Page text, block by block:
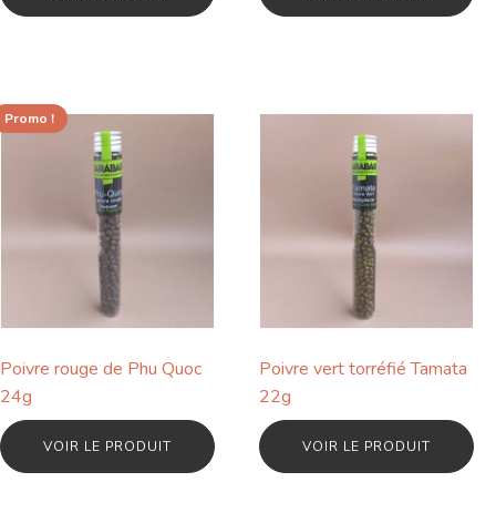
Promo !
Poivre rouge de Phu Quoc
24g
VOIR LE PRODUIT
Poivre vert torréfié Tamata
22g
VOIR LE PRODUIT